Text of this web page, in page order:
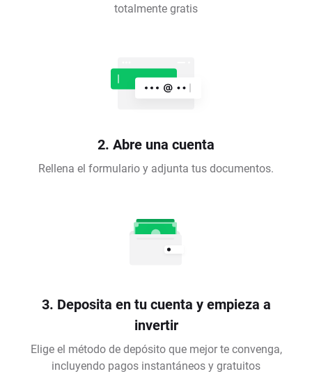
totalmente gratis
2. Abre una cuenta
Rellena el formulario y adjunta tus documentos.
3. Deposita en tu cuenta y empieza a
invertir
Elige el método de depósito que mejor te convenga,
incluyendo pagos instantáneos y gratuitos